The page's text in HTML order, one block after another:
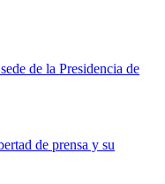
de la Presidencia de
de prensa y su